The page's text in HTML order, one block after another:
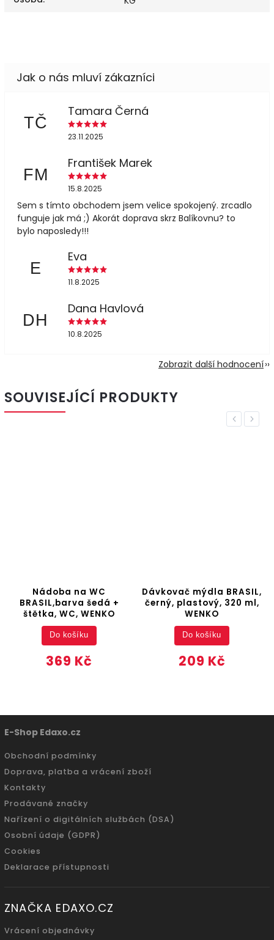
TČ
Tamara Černá
23.11.2025
FM
František Marek
15.8.2025
Sem s tímto obchodem jsem velice spokojený. zrcadlo
funguje jak má ;) Akorát doprava skrz Balíkovnu? to
bylo naposledy!!!
E
Eva
11.8.2025
DH
Dana Havlová
10.8.2025
Zobrazit další hodnocení
SOUVISEJÍCÍ PRODUKTY
Previous
Nádoba na WC
BRASIL,barva šedá +
štětka, WC, WENKO
369 Kč
Do košíku
Dávkovač mýdla BRASIL,
černý, plastový, 320 ml,
WENKO
209 Kč
Do košíku
Next
E-Shop Edaxo.cz
Obchodní podmínky
Doprava, platba a vrácení zboží
Kontakty
Prodávané značky
Nařízení o digitálních službách (DSA)
Osobní údaje (GDPR)
Cookies
Deklarace přístupnosti
ZNAČKA EDAXO.CZ
Vrácení objednávky